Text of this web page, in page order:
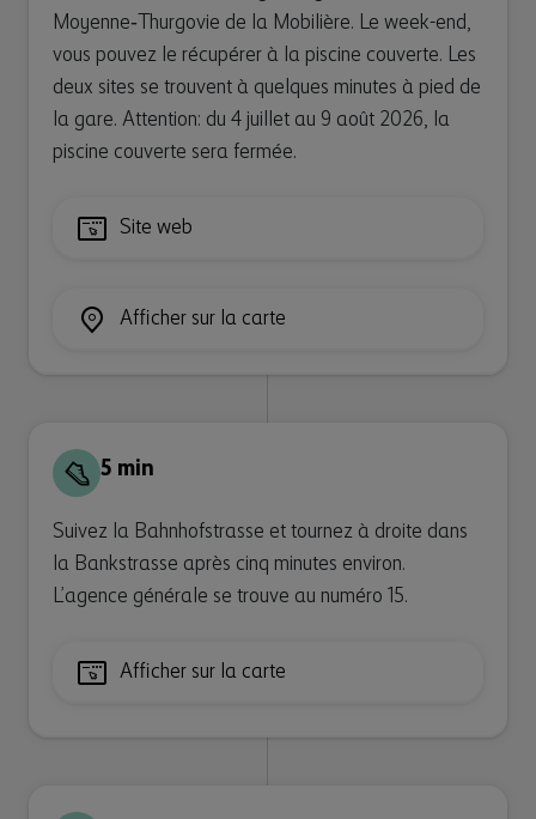
Moyenne‑Thurgovie de la Mobilière. Le week-end,
vous pouvez le récupérer à la piscine couverte. Les
deux sites se trouvent à quelques minutes à pied de
la gare. Attention: du 4 juillet au 9 août 2026, la
piscine couverte sera fermée.
Site web
Afficher sur la carte
5 min
Suivez la Bahnhofstrasse et tournez à droite dans
la Bankstrasse après cinq minutes environ.
L’agence générale se trouve au numéro 15.
Afficher sur la carte